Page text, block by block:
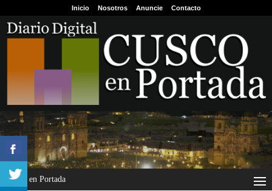
Inicio Nosotros Anuncie Contacto
Cusco en Portada